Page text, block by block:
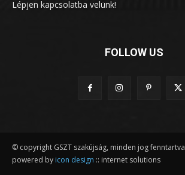
Lépjen kapcsolatba velünk!
FOLLOW US
© copyright GSZT szakújság, minden jog fenntartva
powered by icon design :: internet solutions